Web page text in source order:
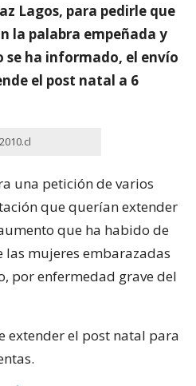
Lagos, para pedirle que
la palabra empeñada y
se ha informado, el envío
el post natal a 6
una petición de varios
que querían extender
que ha habido de
las mujeres embarazadas
por enfermedad grave del
extender el post natal para